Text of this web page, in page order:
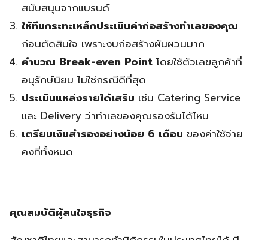
สนับสนุนจากแบรนด์
ให้ทีมกระทะเหล็กประเมินค่าก่อสร้างทำเลของคุณ
ก่อนตัดสินใจ เพราะงบก่อสร้างผันผวนมาก
คำนวณ Break-even Point โดยใช้ตัวเลขลูกค้าที่
อนุรักษ์นิยม ไม่ใช่กรณีดีที่สุด
ประเมินแหล่งรายได้เสริม เช่น Catering Service
และ Delivery ว่าทำเลของคุณรองรับได้ไหม
เตรียมเงินสำรองอย่างน้อย 6 เดือน ของค่าใช้จ่าย
คงที่ทั้งหมด
คุณสมบัติผู้สนใจธุรกิจ